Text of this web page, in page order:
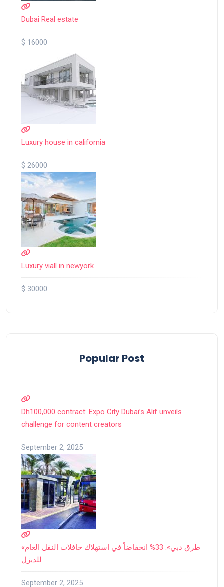
Dubai Real estate
$ 16000
Luxury house in california
$ 26000
Luxury viall in newyork
$ 30000
Popular Post
Dh100,000 contract: Expo City Dubai’s Alif unveils
challenge for content creators
September 2, 2025
«طرق دبي»: 33% انخفاضاً في استهلاك حافلات النقل العام
للديزل
September 2, 2025